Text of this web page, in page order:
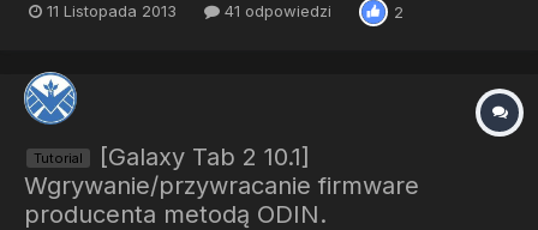
nie ponosimy odpowiedzialności za usterki. Co będzie
11 Listopada 2013 41 odpowiedzi 2
Tutorial
[Galaxy Tab 2 10.1]
Wgrywanie/przywracanie firmware
producenta metodą ODIN.